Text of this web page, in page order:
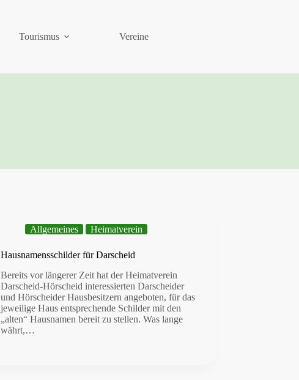
Tourismus Vereine
Allgemeines Heimatverein
Hausnamensschilder für Darscheid
Bereits vor längerer Zeit hat der Heimatverein
Darscheid-Hörscheid interessierten Darscheider
und Hörscheider Hausbesitzern angeboten, für das
jeweilige Haus entsprechende Schilder mit den
„alten“ Hausnamen bereit zu stellen. Was lange
währt,…